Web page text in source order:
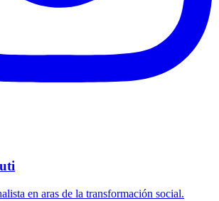
en aras de la transformación social.